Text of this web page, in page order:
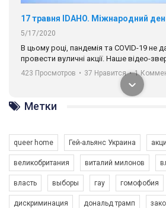
5/17/2020
В цьому році, пандемія та COVІD-19 не
провести вуличні акції. Наше відео-
навіть коли ми у різних містах та не
разом. Ми закликаємо всіх хто поділяє
солідарності, приєднатися до нас.
ГАУ є в 16 областях України.
Разом наш голос лунає гучніше!
423 Просмотров • 37 Нравится • 1
Метки
queer home Гей-альянс Украина
великобритания виталий милонов
власть выборы гау гомофобия
дискриминация дональд трамп